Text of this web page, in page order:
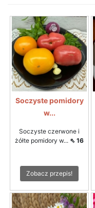
Soczyste pomidory
w...
Soczyste czerwone i
żółte pomidory w... ⇖ 16
Zobacz przepis!